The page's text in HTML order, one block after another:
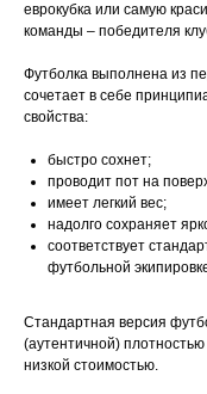
еврокубка или самую
команды – победителя
Футболка выполнена из
сочетает в себе
свойства:
быстро сохнет;
проводит пот на
имеет легкий вес;
надолго сохраняет
соответствует
футбольной
Стандартная версия
(аутентичной)
низкой стоимостью.